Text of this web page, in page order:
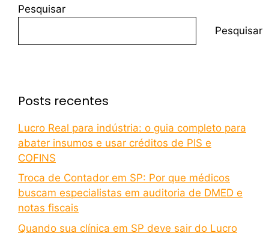
Pesquisar
Pesquisar
Posts recentes
Lucro Real para indústria: o guia completo para
abater insumos e usar créditos de PIS e
COFINS
Troca de Contador em SP: Por que médicos
buscam especialistas em auditoria de DMED e
notas fiscais
Quando sua clínica em SP deve sair do Lucro